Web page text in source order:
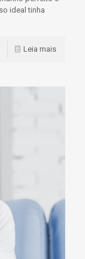
ideal tinha
Leia mais